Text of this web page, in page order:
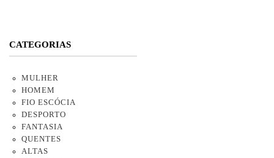
CATEGORIAS
MULHER
HOMEM
FIO ESCÓCIA
DESPORTO
FANTASIA
QUENTES
ALTAS